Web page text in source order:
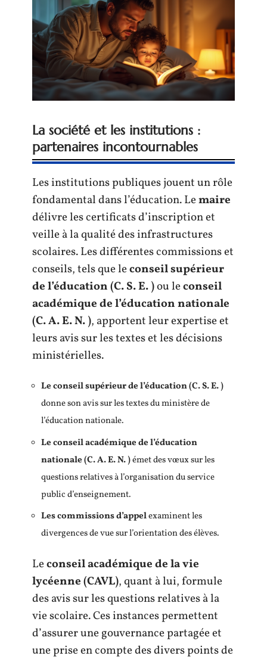
La société et les institutions :
partenaires incontournables
Les institutions publiques jouent un rôle
fondamental dans l’éducation. Lemaire
délivre les certificats d’inscription et
veille à la qualité des infrastructures
scolaires. Les différentes commissions et
conseils, tels que leconseil supérieur
de l’éducation (C. S. E. )ou leconseil
académique de l’éducation nationale
(C. A. E. N. ), apportent leur expertise et
leurs avis sur les textes et les décisions
ministérielles.
Le conseil supérieur de l’éducation (C. S. E. )
donne son avis sur les textes du ministère de
l’éducation nationale.
Le conseil académique de l’éducation
nationale (C. A. E. N. )émet des vœux sur les
questions relatives à l’organisation du service
public d’enseignement.
Les commissions d’appelexaminent les
divergences de vue sur l’orientation des élèves.
Leconseil académique de la vie
lycéenne (CAVL), quant à lui, formule
des avis sur les questions relatives à la
vie scolaire. Ces instances permettent
d’assurer une gouvernance partagée et
une prise en compte des divers points de